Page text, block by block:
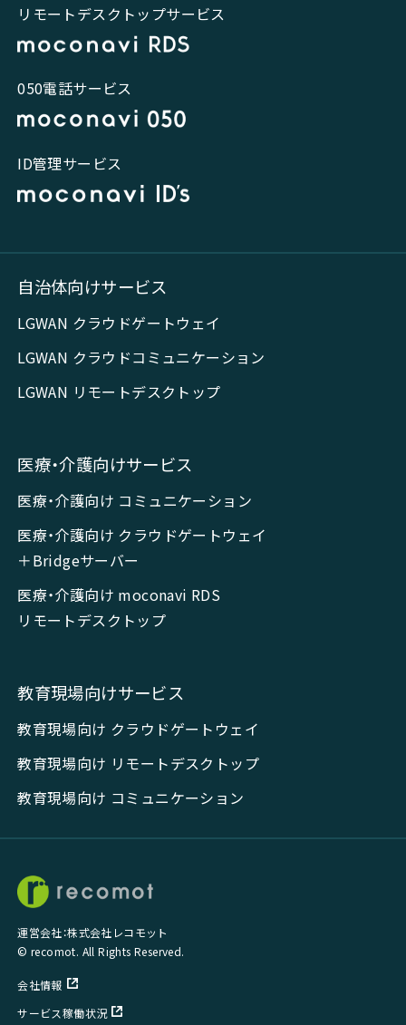
リモートデスクトップサービス
050電話サービス
ID管理サービス
自治体向けサービス
LGWAN クラウドゲートウェイ
LGWAN クラウドコミュニケーション
LGWAN リモートデスクトップ
医療・介護向けサービス
医療・介護向け コミュニケーション
医療・介護向け クラウドゲートウェイ
＋Bridgeサーバー
医療・介護向け moconavi RDS
リモートデスクトップ
教育現場向けサービス
教育現場向け クラウドゲートウェイ
教育現場向け リモートデスクトップ
教育現場向け コミュニケーション
運営会社：株式会社レコモット
© recomot. All Rights Reserved.
会社情報
サービス稼働状況